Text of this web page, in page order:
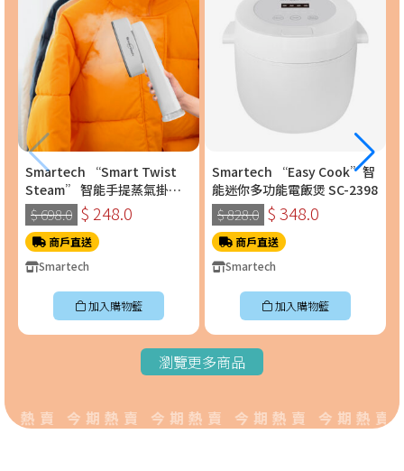
Smartech “Smart Twist
Steam” 智能手提蒸氣掛燙
機 (SS-8108)
$ 698.0 $ 248.0
商戶直送
Smartech
加入購物籃
Smartech “Easy Cook”智
能迷你多功能電飯煲 SC-2398
$ 828.0 $ 348.0
商戶直送
Smartech
加入購物籃
瀏覽更多商品
熱賣 今期熱賣 今期熱賣 今期熱賣 今期熱賣